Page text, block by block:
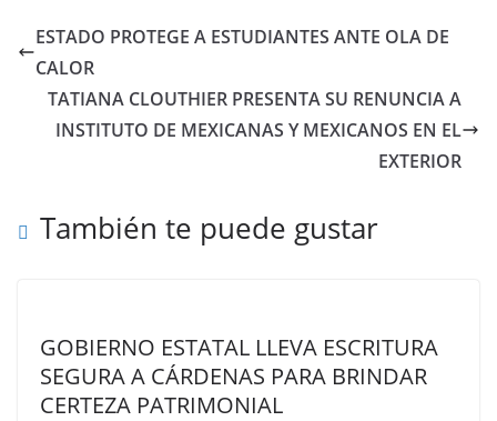
ESTADO PROTEGE A ESTUDIANTES ANTE OLA DE
CALOR
TATIANA CLOUTHIER PRESENTA SU RENUNCIA A
INSTITUTO DE MEXICANAS Y MEXICANOS EN EL
EXTERIOR
También te puede gustar
GOBIERNO ESTATAL LLEVA ESCRITURA
SEGURA A CÁRDENAS PARA BRINDAR
CERTEZA PATRIMONIAL